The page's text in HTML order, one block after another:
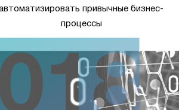
привычные бизнес-
процессы